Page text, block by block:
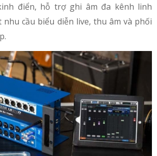
điển, hỗ trợ ghi âm đa kênh linh
cầu biểu diễn live, thu âm và phối